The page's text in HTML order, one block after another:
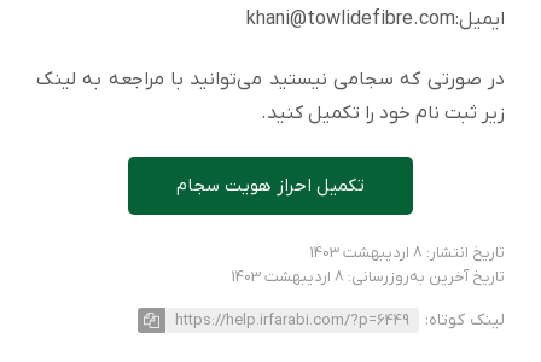
ایمیل:khani@towlidefibre.com
در صورتی که سجامی نیستید می‌توانید با مراجعه به لینک
زیر ثبت نام خود را تکمیل کنید.
تکمیل احراز هویت سجام
تاریخ انتشار: 8 اردیبهشت 1403
تاریخ آخرین به‌روزرسانی: 8 اردیبهشت 1403
لینک کوتاه: https://help.irfarabi.com/?p=6449